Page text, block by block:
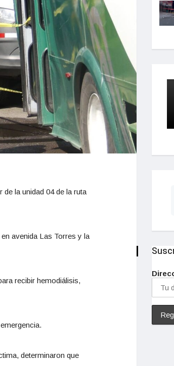
la unidad 04 de la ruta
avenida Las Torres y la
recibir hemodiálisis,
determinaron que